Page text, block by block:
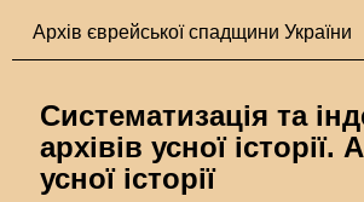
Архів єврейської спадщини України
Систематизація та
архівів усної історії.
усної історії